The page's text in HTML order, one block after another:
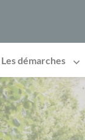
Les démarches